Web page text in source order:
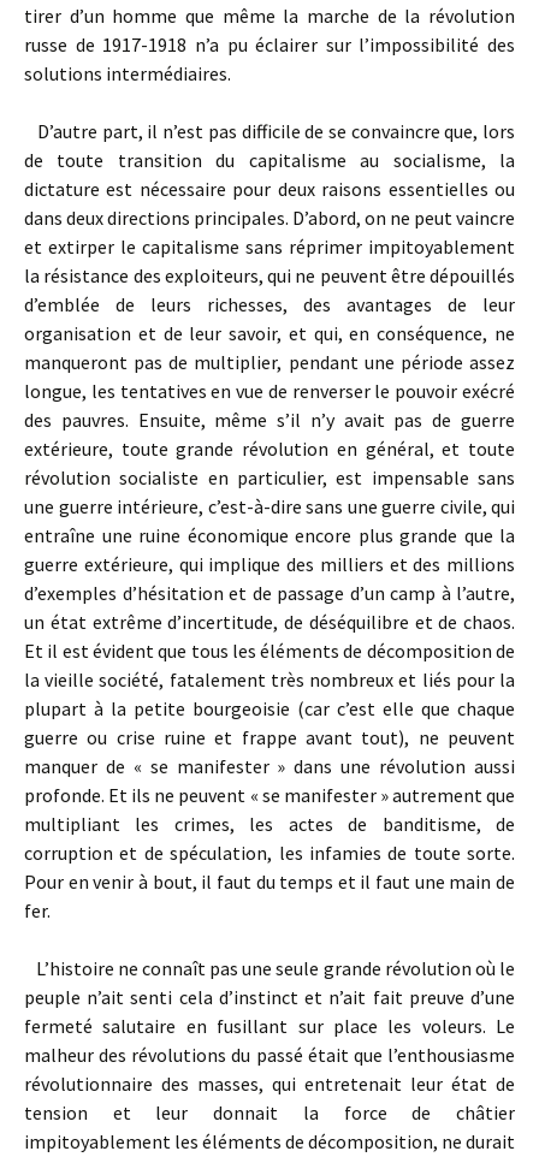
tirer d’un homme que même la marche de la révolution
russe de 1917-1918 n’a pu éclairer sur l’impossibilité des
solutions intermédiaires.
D’autre part, il n’est pas difficile de se convaincre que, lors
de toute transition du capitalisme au socialisme, la
dictature est nécessaire pour deux raisons essentielles ou
dans deux directions principales. D’abord, on ne peut vaincre
et extirper le capitalisme sans réprimer impitoyablement
la résistance des exploiteurs, qui ne peuvent être dépouillés
d’emblée de leurs richesses, des avantages de leur
organisation et de leur savoir, et qui, en conséquence, ne
manqueront pas de multiplier, pendant une période assez
longue, les tentatives en vue de renverser le pouvoir exécré
des pauvres. Ensuite, même s’il n’y avait pas de guerre
extérieure, toute grande révolution en général, et toute
révolution socialiste en particulier, est impensable sans
une guerre intérieure, c’est-à-dire sans une guerre civile, qui
entraîne une ruine économique encore plus grande que la
guerre extérieure, qui implique des milliers et des millions
d’exemples d’hésitation et de passage d’un camp à l’autre,
un état extrême d’incertitude, de déséquilibre et de chaos.
Et il est évident que tous les éléments de décomposition de
la vieille société, fatalement très nombreux et liés pour la
plupart à la petite bourgeoisie (car c’est elle que chaque
guerre ou crise ruine et frappe avant tout), ne peuvent
manquer de « se manifester » dans une révolution aussi
profonde. Et ils ne peuvent « se manifester » autrement que
multipliant les crimes, les actes de banditisme, de
corruption et de spéculation, les infamies de toute sorte.
Pour en venir à bout, il faut du temps et il faut une main de
fer.
L’histoire ne connaît pas une seule grande révolution où le
peuple n’ait senti cela d’instinct et n’ait fait preuve d’une
fermeté salutaire en fusillant sur place les voleurs. Le
malheur des révolutions du passé était que l’enthousiasme
révolutionnaire des masses, qui entretenait leur état de
tension et leur donnait la force de châtier
impitoyablement les éléments de décomposition, ne durait